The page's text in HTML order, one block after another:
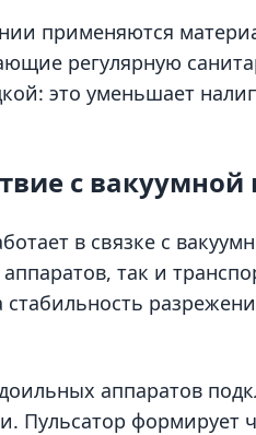
применяются
регулярную
это уменьшает
с
в связке с
так и
аппаратов
Пульсатор формирует